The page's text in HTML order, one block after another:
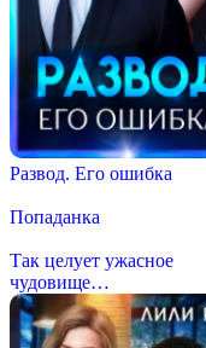
Развод. Его ошибка
Попаданка
Так целует ужасное
чудовище…